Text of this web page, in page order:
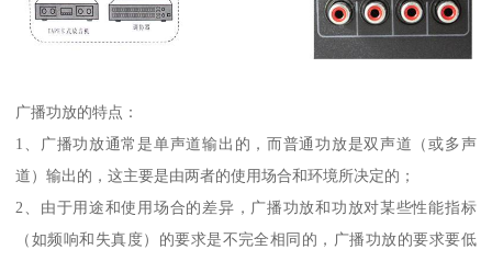
广播功放的特点：
1、广播功放通常是单声道输出的，而普通功放是双声道（或多声
道）输出的，这主要是由两者的使用场合和环境所决定的；
2、由于用途和使用场合的差异，广播功放和功放对某些性能指标
（如频响和失真度）的要求是不完全相同的，广播功放的要求要低